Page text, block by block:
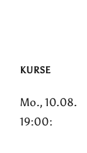
KURSE
Mo., 10.08.
19:00: